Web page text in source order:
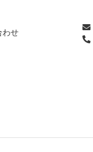
わせ